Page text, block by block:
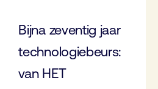
Bijna zeventig jaar
technologiebeurs:
van HET